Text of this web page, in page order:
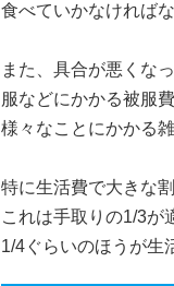
食べていかなければ
また、具合が悪くな
服などにかかる被服
様々なことにかかる
特に生活費で大きな
これは手取りの1/3が
1/4ぐらいのほうが生